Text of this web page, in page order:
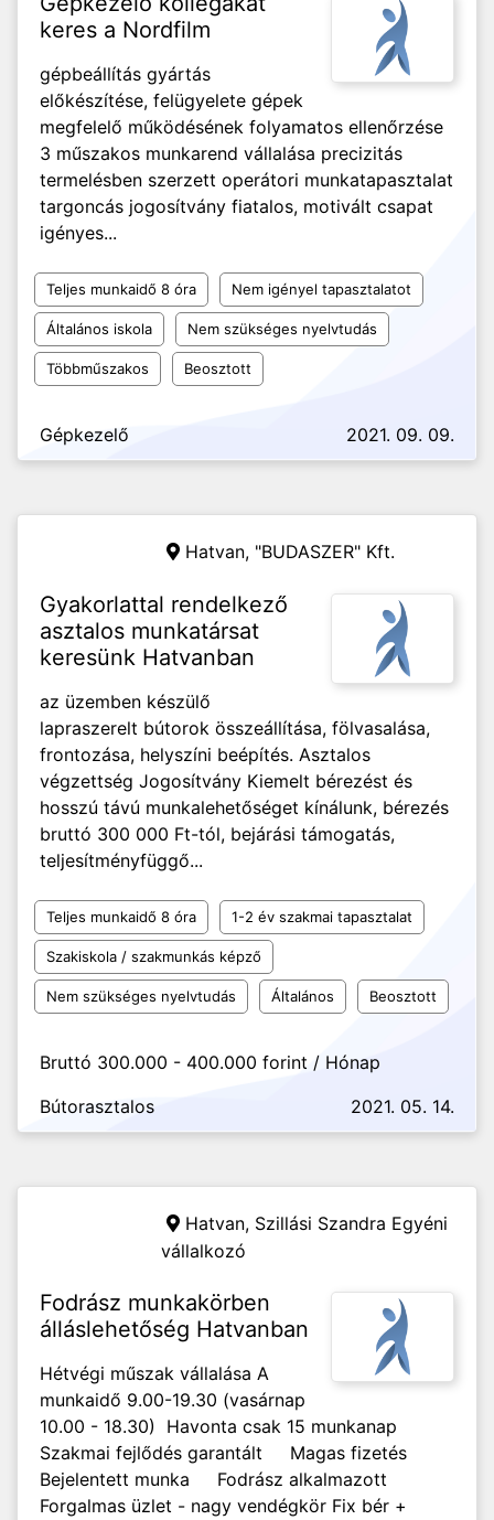
keres a Nordfilm
gépbeállítás gyártás
előkészítése, felügyelete gépek
megfelelő működésének folyamatos ellenőrzése
3 műszakos munkarend vállalása precizitás
termelésben szerzett operátori munkatapasztalat
targoncás jogosítvány fiatalos, motivált csapat
igényes...
Teljes munkaidő 8 óra Nem igényel tapasztalatot
Általános iskola Nem szükséges nyelvtudás
Többműszakos Beosztott
Gépkezelő 2021. 09. 09.
Hatvan, "BUDASZER" Kft.
Gyakorlattal rendelkező
asztalos munkatársat
keresünk Hatvanban
az üzemben készülő
lapraszerelt bútorok összeállítása, fölvasalása,
frontozása, helyszíni beépítés. Asztalos
végzettség Jogosítvány Kiemelt bérezést és
hosszú távú munkalehetőséget kínálunk, bérezés
bruttó 300 000 Ft-tól, bejárási támogatás,
teljesítményfüggő...
Teljes munkaidő 8 óra 1-2 év szakmai tapasztalat
Szakiskola / szakmunkás képző
Nem szükséges nyelvtudás Általános Beosztott
Bruttó 300.000 - 400.000 forint / Hónap
Bútorasztalos
2021. 05. 14.
Hatvan, Szillási Szandra Egyéni
vállalkozó
Fodrász munkakörben
álláslehetőség Hatvanban
Hétvégi műszak vállalása A
munkaidő 9.00-19.30 (vasárnap
10.00 - 18.30) Havonta csak 15 munkanap
Szakmai fejlődés garantált Magas fizetés
Bejelentett munka Fodrász alkalmazott
Forgalmas üzlet - nagy vendégkör Fix bér +